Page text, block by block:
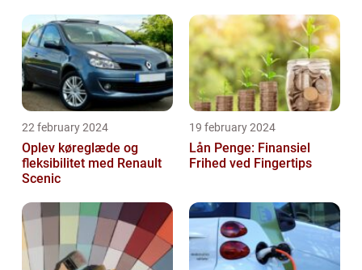
22 february 2024
Oplev køreglæde og
fleksibilitet med Renault
Scenic
19 february 2024
Lån Penge: Finansiel
Frihed ved Fingertips